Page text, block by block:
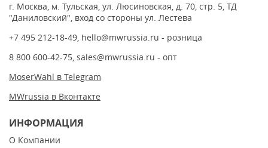
г. Москва, м. Тульская, ул. Люсиновская, д. 70, стр. 5, ТД
"Даниловский", вход со стороны ул. Лестева
+7 495 212-18-49, hello@mwrussia.ru - розница
8 800 600-42-75, sales@mwrussia.ru - опт
MoserWahl в Telegram
MWrussia в Вконтакте
ИНФОРМАЦИЯ
О Компании